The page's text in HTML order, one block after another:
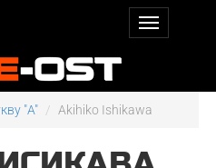
"A" Akihiko Ishikawa